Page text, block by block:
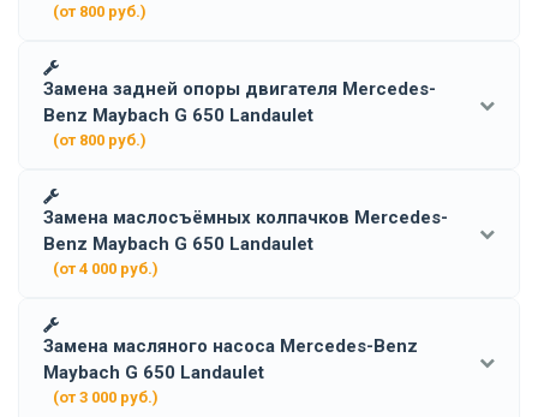
(от 800 руб.)
Замена задней опоры двигателя Mercedes-
Benz Maybach G 650 Landaulet
(от 800 руб.)
Замена маслосъёмных колпачков Mercedes-
Benz Maybach G 650 Landaulet
(от 4 000 руб.)
Замена масляного насоса Mercedes-Benz
Maybach G 650 Landaulet
(от 3 000 руб.)